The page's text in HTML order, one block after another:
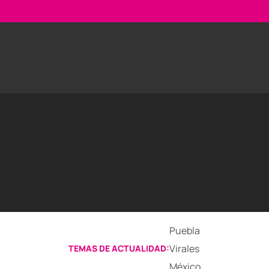
TEMAS DE ACTUALIDAD:
Puebla
Virales
México